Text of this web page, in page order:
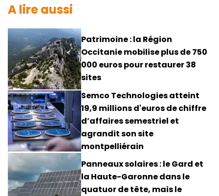
A lire aussi
Patrimoine : la Région
Occitanie mobilise plus de 750
000 euros pour restaurer 38
sites
Semco Technologies atteint
19,9 millions d'euros de chiffre
d’affaires semestriel et
agrandit son site
montpelliérain
Panneaux solaires : le Gard et
la Haute-Garonne dans le
quatuor de tête, mais le